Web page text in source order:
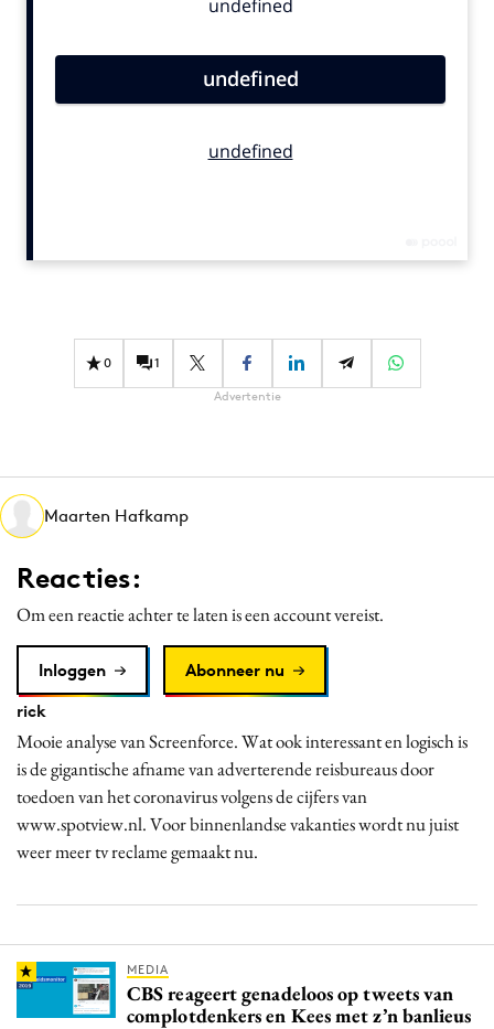
Campagnes
Gedragsverandering
Martech
Media
PR
Programmatic
Purpose Marketing
Reputatie & crisis
0 1
Advertentie
Maarten Hafkamp
Reacties:
Om een reactie achter te laten is een account vereist.
Inloggen
Abonneer nu
rick
Mooie analyse van Screenforce. Wat ook interessant en logisch is
is de gigantische afname van adverterende reisbureaus door
toedoen van het coronavirus volgens de cijfers van
www.spotview.nl. Voor binnenlandse vakanties wordt nu juist
weer meer tv reclame gemaakt nu.
MEDIA
CBS reageert genadeloos op tweets van
complotdenkers en Kees met z’n banlieus